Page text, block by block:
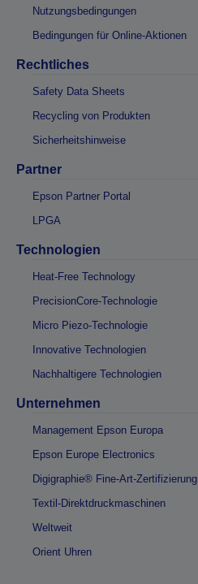
Nutzungsbedingungen
Bedingungen für Online-Aktionen
Rechtliches
Safety Data Sheets
Recycling von Produkten
Sicherheitshinweise
Partner
Epson Partner Portal
LPGA
Technologien
Heat-Free Technology
PrecisionCore-Technologie
Micro Piezo-Technologie
Innovative Technologien
Nachhaltigere Technologien
Unternehmen
Management Epson Europa
Epson Europe Electronics
Digigraphie® Fine-Art-Zertifizierung
Textil-Direktdruckmaschinen
Weltweit
Orient Uhren